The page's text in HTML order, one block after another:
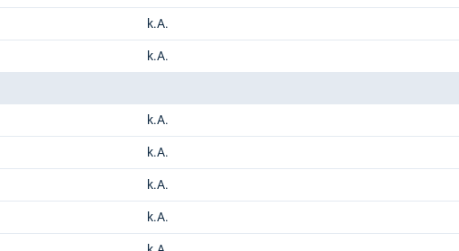
k.A.
k.A.
k.A.
k.A.
k.A.
k.A.